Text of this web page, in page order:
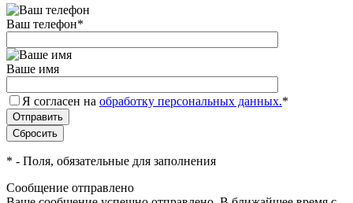
Ваш телефон*
Ваше имя
Я согласен на обработку персональных данных.*
* - Поля, обязательные для заполнения
Сообщение отправлено